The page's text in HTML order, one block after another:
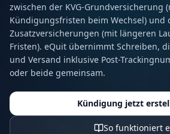
zwischen der KVG-Grundversicherung
Kündigungsfristen beim Wechsel) und
Zusatzversicherungen (mit längeren
Fristen). eQuit übernimmt Schreiben,
und Versand inklusive Post-
oder beide gemeinsam.
Kündigung jetzt
So funktioniert